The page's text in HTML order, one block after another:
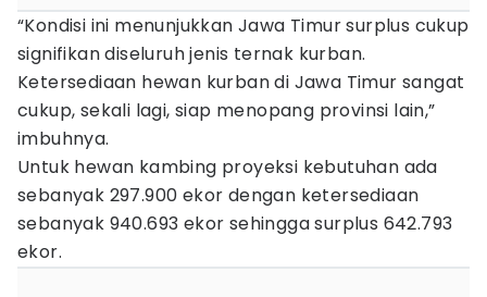
“Kondisi ini menunjukkan Jawa Timur surplus cukup
signifikan diseluruh jenis ternak kurban.
Ketersediaan hewan kurban di Jawa Timur sangat
cukup, sekali lagi, siap menopang provinsi lain,”
imbuhnya.
Untuk hewan kambing proyeksi kebutuhan ada
sebanyak 297.900 ekor dengan ketersediaan
sebanyak 940.693 ekor sehingga surplus 642.793
ekor.